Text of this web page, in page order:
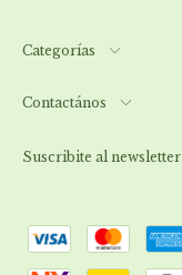
Categorías
Contactános
Suscribite al newsletter